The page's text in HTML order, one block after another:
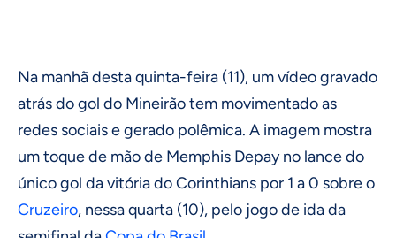
Na manhã desta quinta-feira (11), um vídeo gravado
atrás do gol do Mineirão tem movimentado as
redes sociais e gerado polêmica. A imagem mostra
um toque de mão de Memphis Depay no lance do
único gol da vitória do Corinthians por 1 a 0 sobre o
Cruzeiro, nessa quarta (10), pelo jogo de ida da